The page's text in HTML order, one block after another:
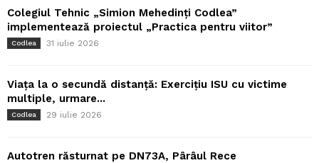
Colegiul Tehnic „Simion Mehedinți Codlea”
implementează proiectul „Practica pentru viitor”
Codlea 31 iulie 2026
Viața la o secundă distanță: Exercițiu ISU cu victime
multiple, urmare...
Codlea 29 iulie 2026
Autotren răsturnat pe DN73A, Pârâul Rece